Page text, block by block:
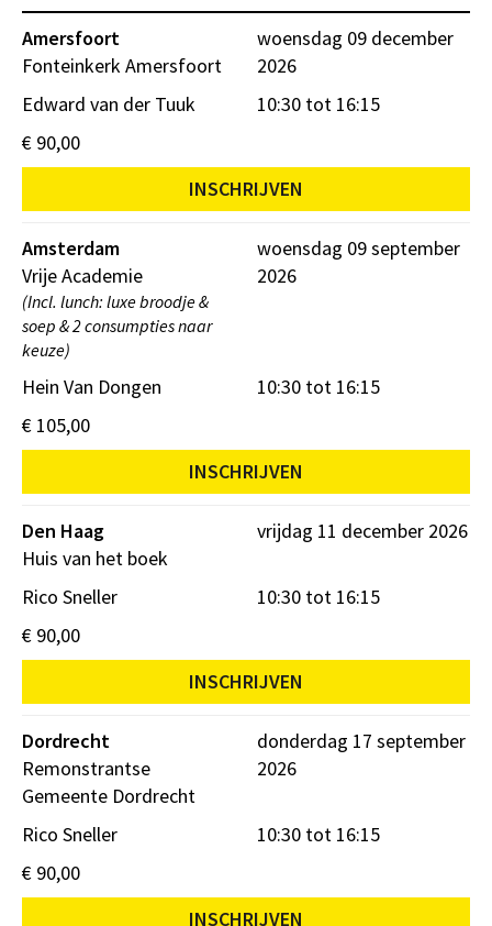
Amersfoort
Fonteinkerk Amersfoort
woensdag 09 december
2026
10:30 tot 16:15
Edward van der Tuuk
€ 90,00
INSCHRIJVEN
Amsterdam
Vrije Academie
(Incl. lunch: luxe broodje &
soep & 2 consumpties naar
keuze)
woensdag 09 september
2026
10:30 tot 16:15
Hein Van Dongen
€ 105,00
INSCHRIJVEN
Den Haag
Huis van het boek
vrijdag 11 december 2026
10:30 tot 16:15
Rico Sneller
€ 90,00
INSCHRIJVEN
Dordrecht
Remonstrantse
Gemeente Dordrecht
donderdag 17 september
2026
10:30 tot 16:15
Rico Sneller
€ 90,00
INSCHRIJVEN